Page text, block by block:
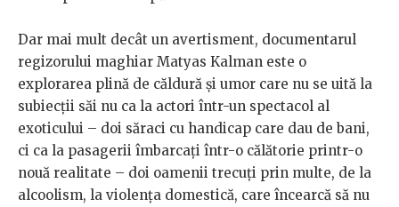
Dar mai mult decât un avertisment, documentarul
regizorului maghiar Matyas Kalman este o
explorarea plină de căldură și umor care nu se uită la
subiecții săi nu ca la actori într-un spectacol al
exoticului – doi săraci cu handicap care dau de bani,
ci ca la pasagerii îmbarcați într-o călătorie printr-o
nouă realitate – doi oamenii trecuți prin multe, de la
alcoolism, la violența domestică, care încearcă să nu